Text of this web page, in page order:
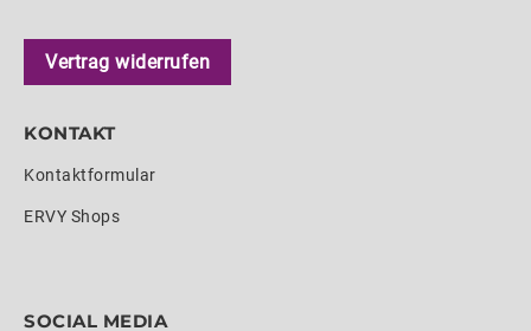
Vertrag widerrufen
KONTAKT
Kontaktformular
ERVY Shops
SOCIAL MEDIA